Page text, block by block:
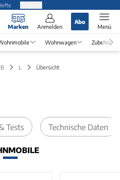
Marken Anmelden
Abo
Menü
Wohnwagen Zubehör
L Übersicht
Tests Technische Daten